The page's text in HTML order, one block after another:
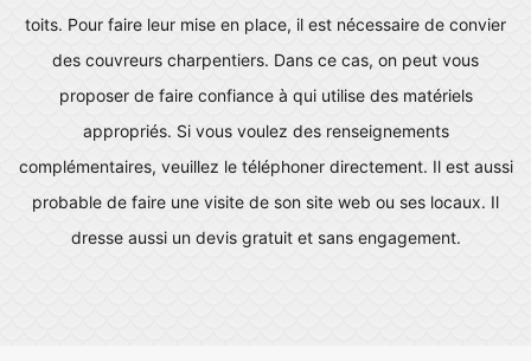
toits. Pour faire leur mise en place, il est nécessaire de convier
des couvreurs charpentiers. Dans ce cas, on peut vous
proposer de faire confiance à qui utilise des matériels
appropriés. Si vous voulez des renseignements
complémentaires, veuillez le téléphoner directement. Il est aussi
probable de faire une visite de son site web ou ses locaux. Il
dresse aussi un devis gratuit et sans engagement.